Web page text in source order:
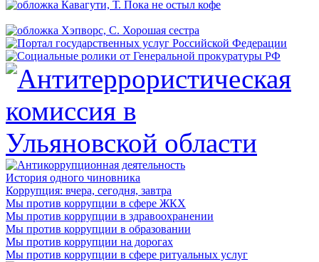
История одного чиновника
Коррупция: вчера, сегодня, завтра
Мы против коррупции в сфере ЖКХ
Мы против коррупции в здравоохранении
Мы против коррупции в образовании
Мы против коррупции на дорогах
Мы против коррупции в сфере ритуальных услуг